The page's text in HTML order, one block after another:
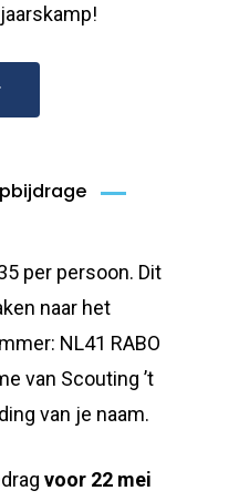
per persoon. Dit
naar het
NL41 RABO
van Scouting ’t
van je naam.
voor 22 mei